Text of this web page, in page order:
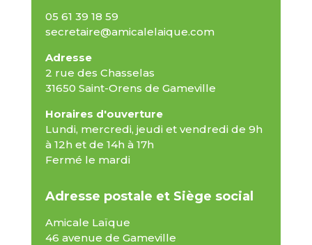
05 61 39 18 59
secretaire@amicalelaique.com
Adresse
2 rue des Chasselas
31650 Saint-Orens de Gameville
Horaires d'ouverture
Lundi, mercredi, jeudi et vendredi de 9h
à 12h et de 14h à 17h
Fermé le mardi
Adresse postale et Siège social
Amicale Laïque
46 avenue de Gameville